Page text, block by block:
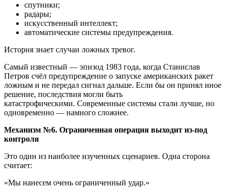
спутники;
радары;
искусственный интеллект;
автоматические системы предупреждения.
История знает случаи ложных тревог.
Самый известный — эпизод 1983 года, когда Станислав
Петров счёл предупреждение о запуске американских ракет
ложным и не передал сигнал дальше. Если бы он принял иное
решение, последствия могли быть
катастрофическими. Современные системы стали лучше, но
одновременно — намного сложнее.
Механизм №6. Ограниченная операция выходит из-под
контроля
Это один из наиболее изученных сценариев. Одна сторона
считает:
«Мы нанесем очень ограниченный удар.»